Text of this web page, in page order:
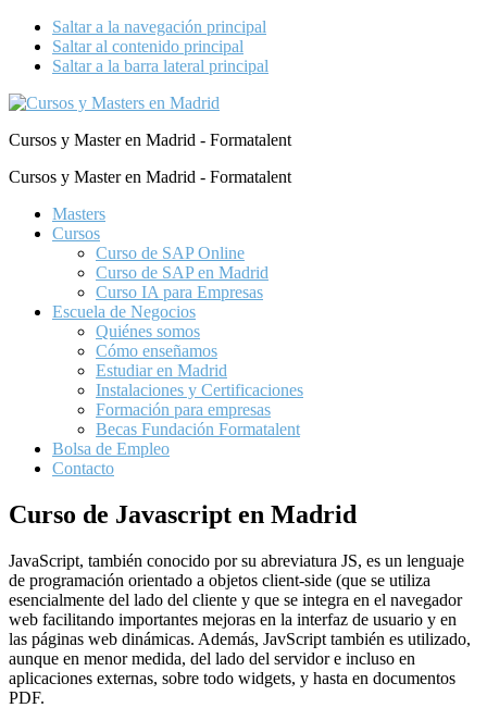
Saltar a la navegación principal
Saltar al contenido principal
Saltar a la barra lateral principal
Cursos y Master en Madrid - Formatalent
Cursos y Master en Madrid - Formatalent
Masters
Cursos
Curso de SAP Online
Curso de SAP en Madrid
Curso IA para Empresas
Escuela de Negocios
Quiénes somos
Cómo enseñamos
Estudiar en Madrid
Instalaciones y Certificaciones
Formación para empresas
Becas Fundación Formatalent
Bolsa de Empleo
Contacto
Curso de Javascript en Madrid
JavaScript, también conocido por su abreviatura JS, es un lenguaje
de programación orientado a objetos client-side (que se utiliza
esencialmente del lado del cliente y que se integra en el navegador
web facilitando importantes mejoras en la interfaz de usuario y en
las páginas web dinámicas. Además, JavScript también es utilizado,
aunque en menor medida, del lado del servidor e incluso en
aplicaciones externas, sobre todo widgets, y hasta en documentos
PDF.